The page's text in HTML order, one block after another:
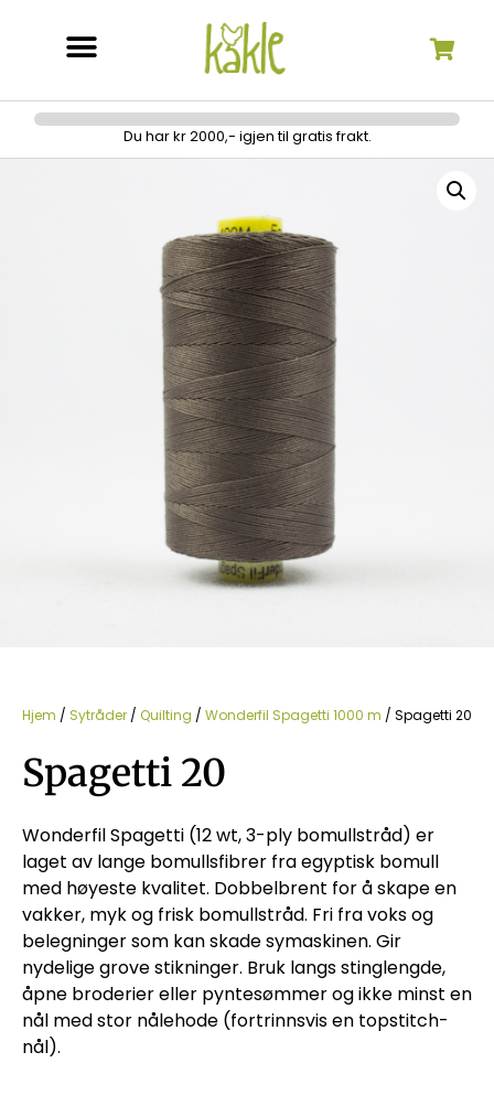
Du har kr 2000,- igjen til gratis frakt.
Hjem / Sytråder / Quilting / Wonderfil Spagetti 1000 m / Spagetti 20
Spagetti 20
Wonderfil Spagetti (12 wt, 3-ply bomullstråd) er
laget av lange bomullsfibrer fra egyptisk bomull
med høyeste kvalitet. Dobbelbrent for å skape en
vakker, myk og frisk bomullstråd. Fri fra voks og
belegninger som kan skade symaskinen. Gir
nydelige grove stikninger. Bruk langs stinglengde,
åpne broderier eller pyntesømmer og ikke minst en
nål med stor nålehode (fortrinnsvis en topstitch-
nål).